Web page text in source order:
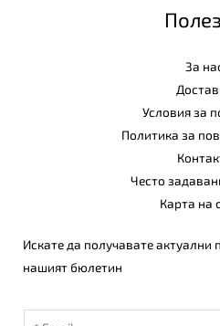
За
Условия за
Политика за
Често
Карта на
Искате да получавате
нашият бюлетин